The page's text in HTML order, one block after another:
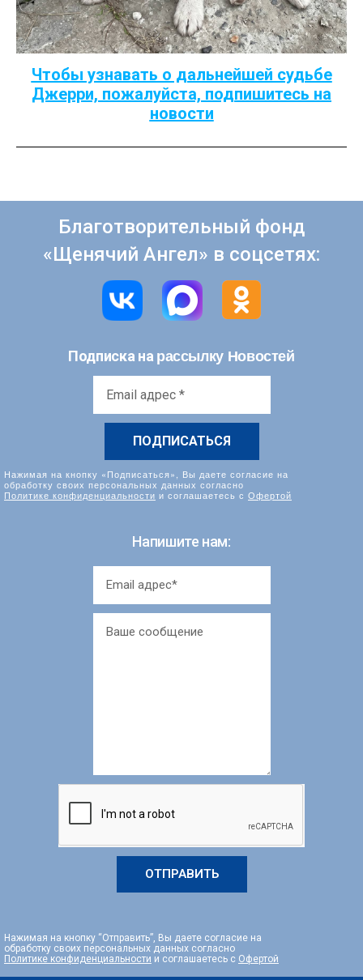
Чтобы узнавать о дальнейшей судьбе
Джерри, пожалуйста, подпишитесь на
новости
Благотворительный фонд
«Щенячий Ангел» в соцсетях:
Подписка на рассылку Новостей
Нажимая на кнопку «Подписаться», Вы даете согласие на
обработку своих персональных данных согласно
Политике конфиденциальности и соглашаетесь с Офертой
Напишите нам:
ОТПРАВИТЬ
Нажимая на кнопку “Отправить”, Вы даете согласие на
обработку своих персональных данных согласно
Политике конфиденциальности и соглашаетесь с Офертой